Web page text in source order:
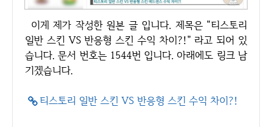
이게 제가 작성한 원본 글 입니다. 제목은 "티스토리
일반 스킨 VS 반응형 스킨 수익 차이?!" 라고 되어 있
습니다. 문서 번호는 1544번 입니다. 아래에도 링크 남
기겠습니다.
티스토리 일반 스킨 VS 반응형 스킨 수익 차이?!